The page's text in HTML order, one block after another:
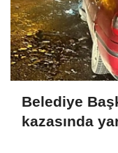
Belediye
kazasında